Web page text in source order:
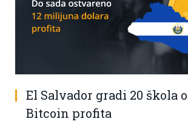
El Salvador gradi 20 škola
Bitcoin profita